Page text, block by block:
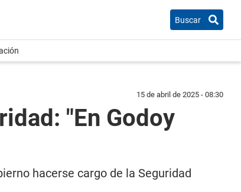
Buscar
15 de abril de 2025 - 08:30
"En Godoy
hacerse cargo de la Seguridad